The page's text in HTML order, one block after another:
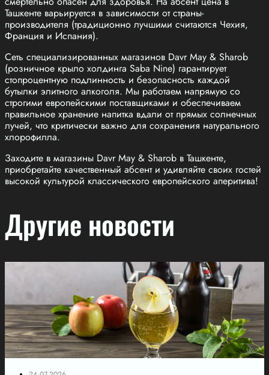
Ташкенте варьируется в зависимости от страны-
производителя (традиционно лучшими считаются Чехия,
Франция и Испания).
Сеть специализированных магазинов Davr May & Sharob
(розничное крыло холдинга Saba Nine) гарантирует
стопроцентную подлинность и безопасность каждой
бутылки элитного алкоголя. Мы работаем напрямую со
строгими европейскими поставщиками и обеспечиваем
правильное хранение напитка вдали от прямых солнечных
лучей, что критически важно для сохранения натурального
хлорофилла.
Заходите в магазины Davr May & Sharob в Ташкенте,
приобретайте качественный абсент и удивляйте своих гостей
высокой культурой классического европейского аперитива!
Другие новости